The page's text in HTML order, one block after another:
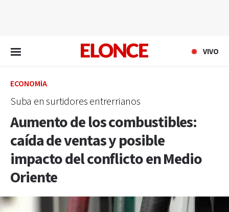
VIVO
ECONOMÍA
Suba en surtidores entrerrianos
Aumento de los combustibles:
caída de ventas y posible
impacto del conflicto en Medio
Oriente